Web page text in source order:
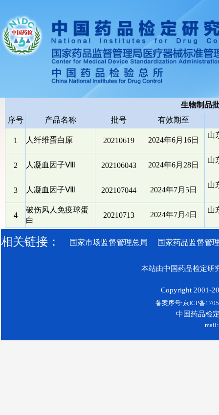
生物制品
序号
产品名称 批号 有效期至
1 人纤维蛋白原 20210619 2024年6月16日
山
2 人凝血因子Ⅷ 202106043 2024年6月28日
山
3 人凝血因子Ⅷ 202107044 2024年7月5日
山
4
破伤风人免疫球蛋
白
20210713 2024年7月4日
山
相关链接： 国家市场监督管理总局 国家药品监督管
本站由中国药品检定研
Copyright 2001-
备案序号:京ICP备
中国药品检